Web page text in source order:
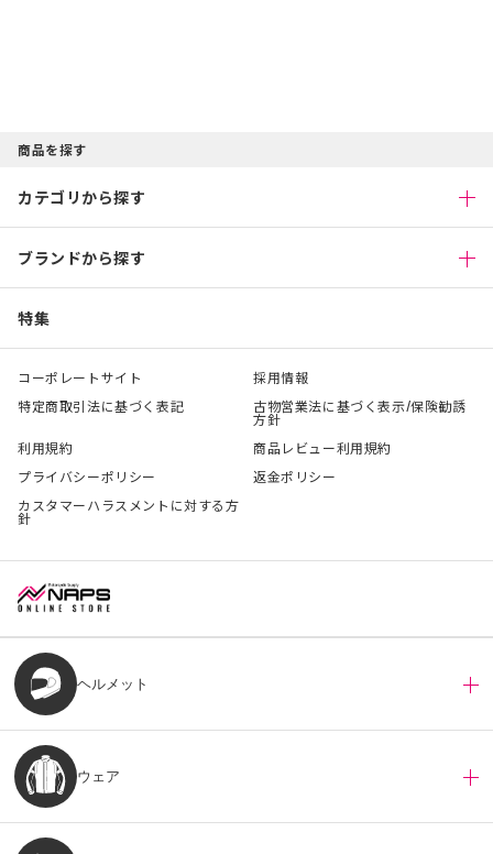
商品を探す
カテゴリから探す
ブランドから探す
特集
コーポレートサイト
採用情報
特定商取引法に基づく表記
古物営業法に基づく表示/保険勧誘
方針
利用規約
商品レビュー利用規約
プライバシーポリシー
返金ポリシー
カスタマーハラスメントに対する方
針
ヘルメット
ウェア